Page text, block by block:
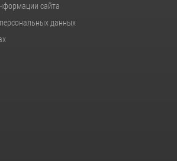
сайта
данных